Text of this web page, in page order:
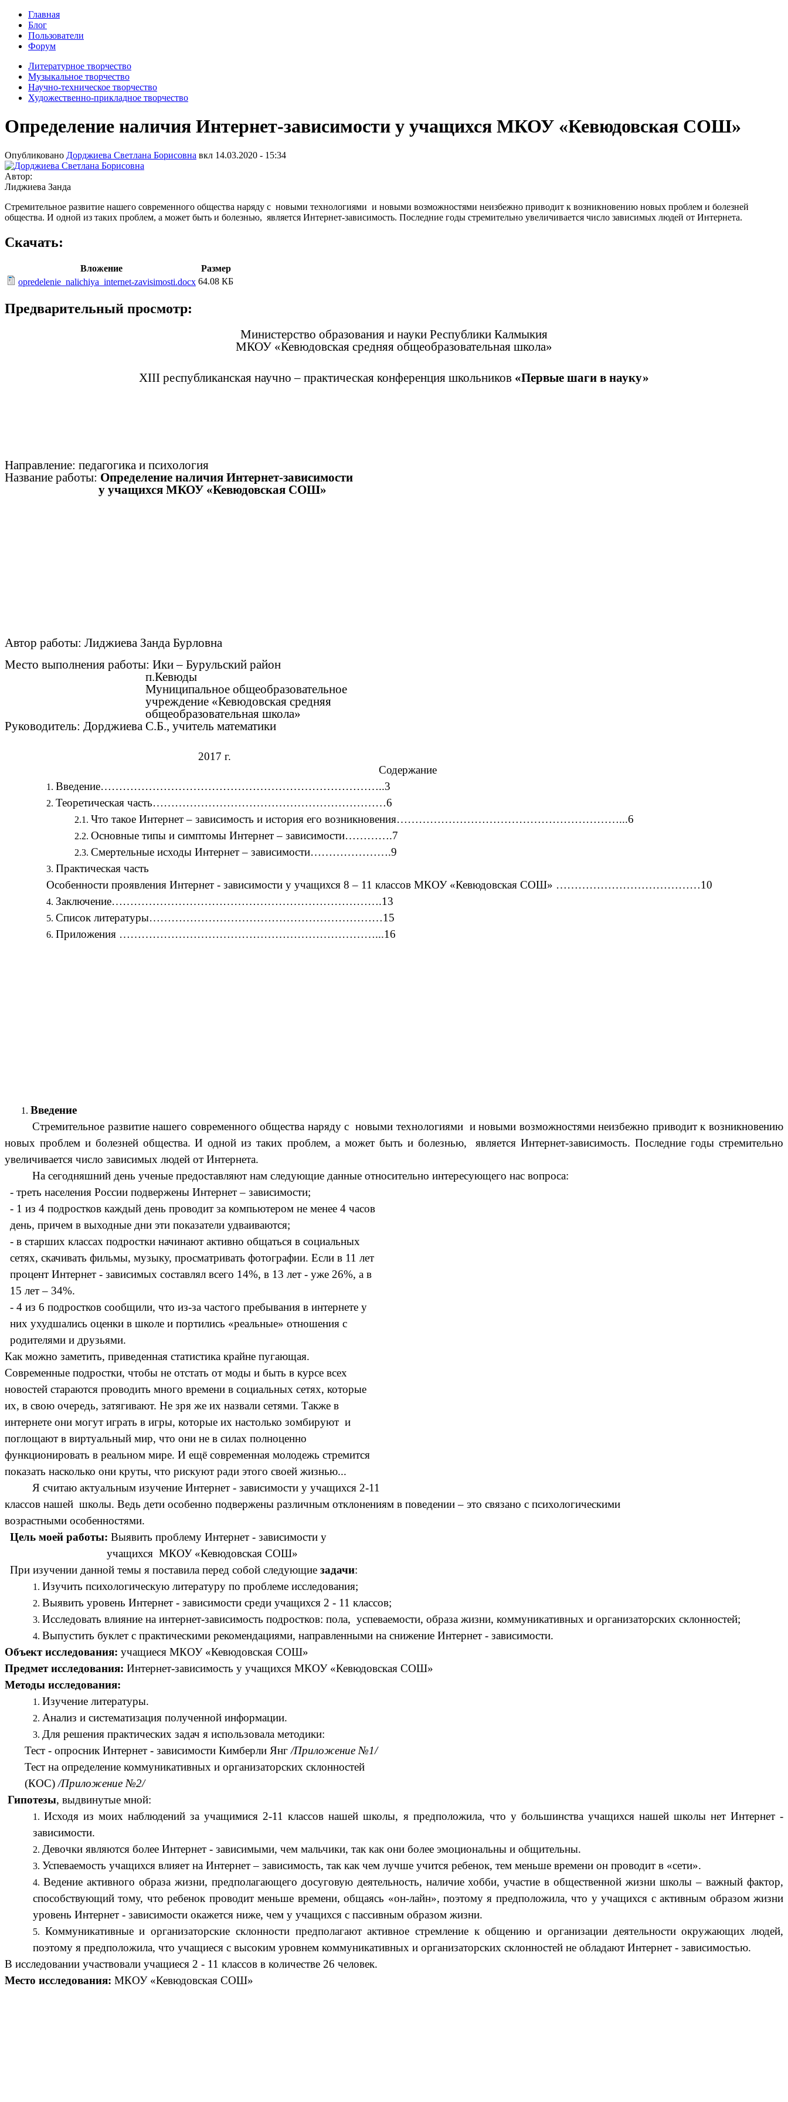
Главная
Блог
Пользователи
Форум
Литературное творчество
Музыкальное творчество
Научно-техническое творчество
Художественно-прикладное творчество
Определение наличия Интернет-зависимости у учащихся МКОУ «Кевюдовская СОШ»
Опубликовано Дорджиева Светлана Борисовна вкл 14.03.2020 - 15:34
Автор:
Лиджиева Занда
Стремительное развитие нашего современного общества наряду с новыми технологиями и новыми возможностями неизбежно приводит к возникновению новых проблем и болезней
общества. И одной из таких проблем, а может быть и болезнью, является Интернет-зависимость. Последние годы стремительно увеличивается число зависимых людей от Интернета.
Скачать:
Вложение
Размер
opredelenie_nalichiya_internet-zavisimosti.docx 64.08 КБ
Предварительный просмотр:
Министерство образования и науки Республики Калмыкия
МКОУ «Кевюдовская средняя общеобразовательная школа»
XIII республиканская научно – практическая конференция школьников «Первые шаги в науку»
Направление: педагогика и психология
Название работы: Определение наличия Интернет-зависимости
у учащихся МКОУ «Кевюдовская СОШ»
Автор работы: Лиджиева Занда Бурловна
Место выполнения работы: Ики – Бурульский район
п.Кевюды
Муниципальное общеобразовательное
учреждение «Кевюдовская средняя
общеобразовательная школа»
Руководитель: Дорджиева С.Б., учитель математики
2017 г.
Содержание
Введение…………………………………………………………………..3
Теоретическая часть………………………………………………………6
Что такое Интернет – зависимость и история его возникновения……………………………………………………...6
Основные типы и симптомы Интернет – зависимости………….7
Смертельные исходы Интернет – зависимости………………….9
Практическая часть
Особенности проявления Интернет - зависимости у учащихся 8 – 11 классов МКОУ «Кевюдовская СОШ» …………………………………10
Заключение……………………………………………………………….13
Список литературы………………………………………………………15
Приложения ……………………………………………………………...16
Введение
Стремительное развитие нашего современного общества наряду с новыми технологиями и новыми возможностями неизбежно приводит к возникновению
новых проблем и болезней общества. И одной из таких проблем, а может быть и болезнью, является Интернет-зависимость.Последние годы стремительно
увеличивается число зависимых людей от Интернета.
На сегодняшний день ученые предоставляют нам следующие данные относительно интересующего нас вопроса:
- треть населения России подвержены Интернет – зависимости;
- 1 из 4 подростков каждый день проводит за компьютером не менее 4 часов
день, причем в выходные дни эти показатели удваиваются;
- в старших классах подростки начинают активно общаться в социальных
сетях, скачивать фильмы, музыку, просматривать фотографии. Если в 11 лет
процент Интернет - зависимых составлял всего 14%, в 13 лет - уже 26%, а в
15 лет – 34%.
- 4 из 6 подростков сообщили, что из-за частого пребывания в интернете у
них ухудшались оценки в школе и портились «реальные» отношения с
родителями и друзьями.
Как можно заметить, приведенная статистика крайне пугающая.
Современные подростки, чтобы не отстать от моды и быть в курсе всех
новостей стараются проводить много времени в социальных сетях, которые
их, в свою очередь, затягивают. Не зря же их назвали сетями. Также в
интернете они могут играть в игры, которые их настолько зомбируют и
поглощают в виртуальный мир, что они не в силах полноценно
функционировать в реальном мире. И ещё современная молодежь стремится
показать насколько они круты, что рискуют ради этого своей жизнью...
Я считаю актуальным изучение Интернет - зависимости у учащихся 2-11
классов нашей школы. Ведь дети особенно подвержены различным отклонениям в поведении – это связано с психологическими
возрастными особенностями.
Цель моей работы: Выявить проблему Интернет - зависимости у
учащихся МКОУ «Кевюдовская СОШ»
При изучении данной темы я поставила перед собой следующиезадачи:
Изучить психологическую литературу по проблеме исследования;
Выявить уровень Интернет - зависимости среди учащихся 2 - 11 классов;
Исследовать влияние на интернет-зависимость подростков: пола, успеваемости, образа жизни, коммуникативных и организаторских склонностей;
Выпустить буклет с практическими рекомендациями, направленными на снижение Интернет - зависимости.
Объект исследования: учащиеся МКОУ «Кевюдовская СОШ»
Предмет исследования: Интернет-зависимость у учащихся МКОУ «Кевюдовская СОШ»
Методы исследования:
Изучение литературы.
Анализ и систематизация полученной информации.
Для решения практических задач я использовала методики:
Тест - опросник Интернет - зависимости Кимберли Янг/Приложение №1/
Тест на определение коммуникативных и организаторских склонностей
(КОС)/Приложение №2/
Гипотезы, выдвинутые мной:
Исходя из моих наблюдений за учащимися 2-11 классов нашей школы, я предположила, что у большинства учащихся нашей школы нет Интернет -
зависимости.
Девочки являются более Интернет - зависимыми, чем мальчики, так как они более эмоциональны и общительны.
Успеваемость учащихся влияет на Интернет – зависимость, так как чем лучше учится ребенок, тем меньше времени он проводит в «сети».
Ведение активного образа жизни, предполагающего досуговую деятельность, наличие хобби, участие в общественной жизни школы – важный фактор,
способствующий тому, что ребенок проводит меньше времени, общаясь «он-лайн», поэтому я предположила, что у учащихся с активным образом жизни
уровень Интернет - зависимости окажется ниже, чем у учащихся с пассивным образом жизни.
Коммуникативные и организаторские склонности предполагают активное стремление к общению и организации деятельности окружающих людей,
поэтому я предположила, что учащиеся с высоким уровнем коммуникативных и организаторских склонностей не обладают Интернет - зависимостью.
В исследовании участвовали учащиеся 2 - 11 классов в количестве 26 человек.
Место исследования: МКОУ «Кевюдовская СОШ»